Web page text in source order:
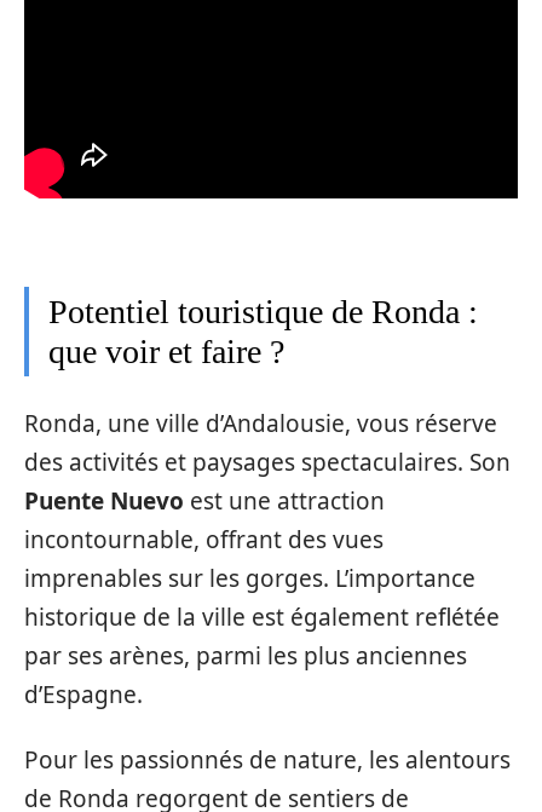
Potentiel touristique de Ronda :
que voir et faire ?
Ronda, une ville d’Andalousie, vous réserve
des activités et paysages spectaculaires. Son
Puente Nuevo est une attraction
incontournable, offrant des vues
imprenables sur les gorges. L’importance
historique de la ville est également reflétée
par ses arènes, parmi les plus anciennes
d’Espagne.
Pour les passionnés de nature, les alentours
de Ronda regorgent de sentiers de